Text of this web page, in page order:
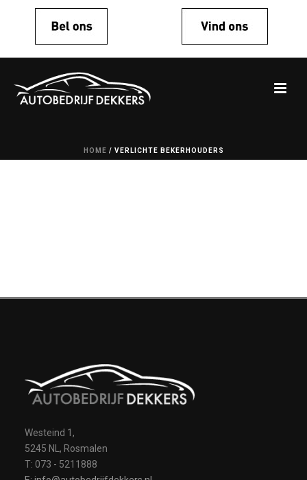
HOME / VERLICHTE BEKERHOUDERS
Westeind 1,
5245 NL, Rosmalen
T: 073 - 5211888